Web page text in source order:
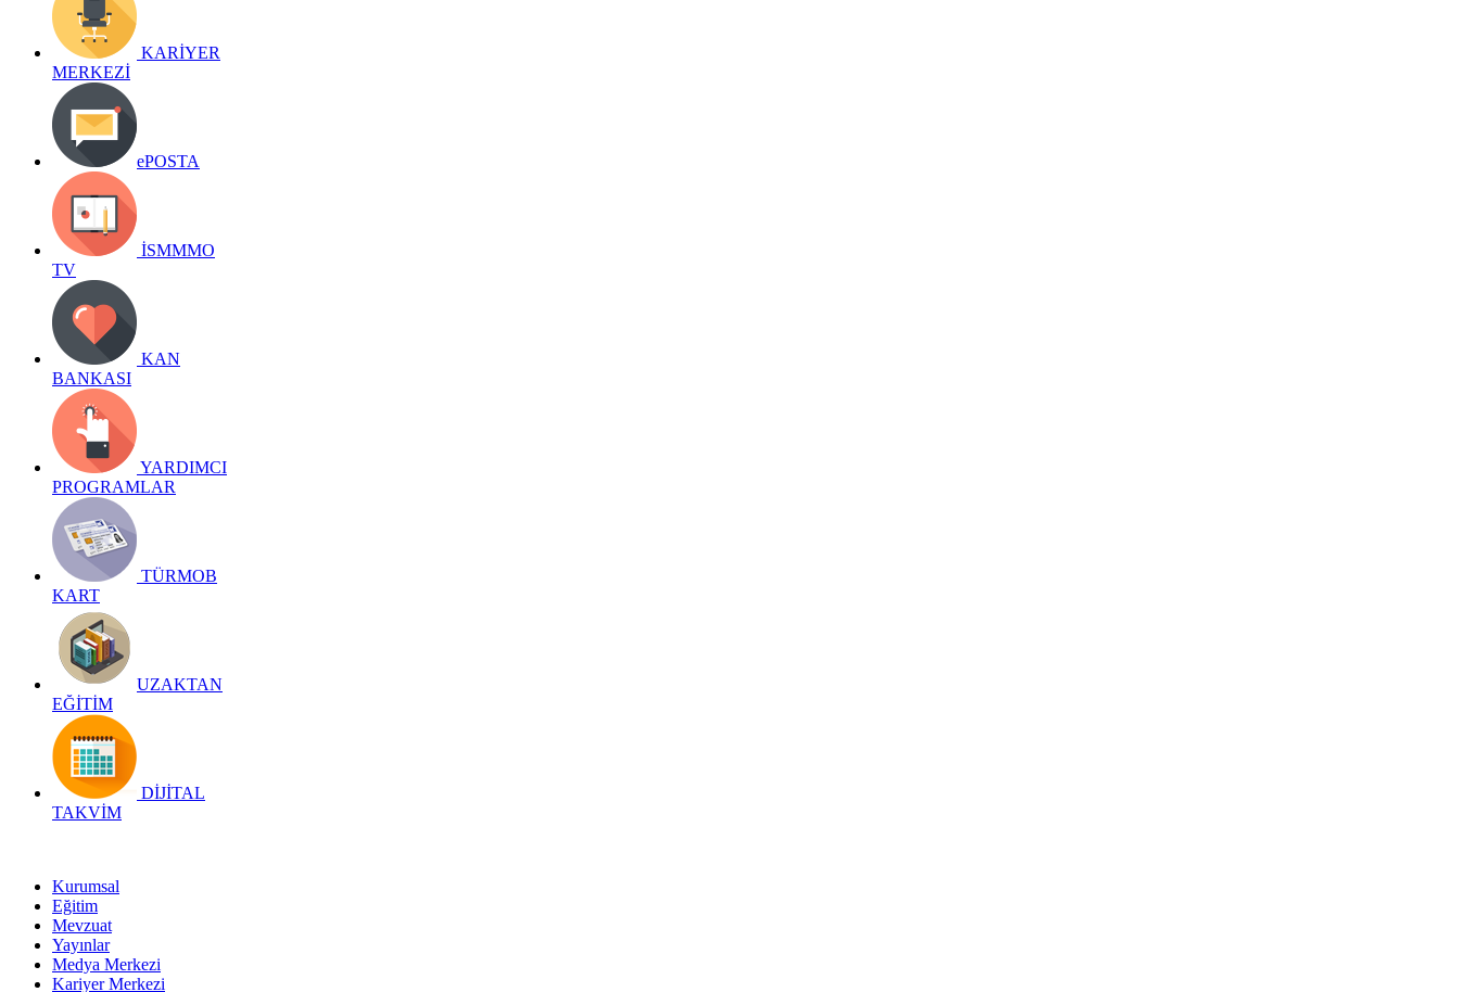
KARİYER
MERKEZİ
ePOSTA
İSMMMO
TV
KAN
BANKASI
YARDIMCI
PROGRAMLAR
TÜRMOB
KART
UZAKTAN
EĞİTİM
DİJİTAL
TAKVİM
Kurumsal
Eğitim
Mevzuat
Yayınlar
Medya Merkezi
Kariyer Merkezi